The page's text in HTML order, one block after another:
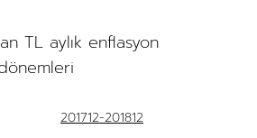
TL aylık enflasyon
201712-201812